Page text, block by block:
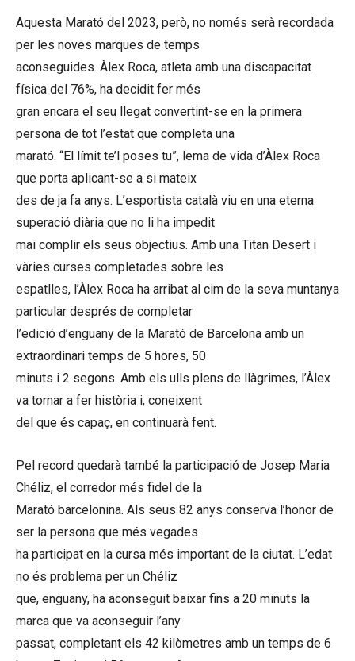
Aquesta Marató del 2023, però, no només serà recordada
per les noves marques de temps
aconseguides. Àlex Roca, atleta amb una discapacitat
física del 76%, ha decidit fer més
gran encara el seu llegat convertint-se en la primera
persona de tot l’estat que completa una
marató. “El límit te’l poses tu”, lema de vida d’Àlex Roca
que porta aplicant-se a si mateix
des de ja fa anys. L’esportista català viu en una eterna
superació diària que no li ha impedit
mai complir els seus objectius. Amb una Titan Desert i
vàries curses completades sobre les
espatlles, l’Àlex Roca ha arribat al cim de la seva muntanya
particular després de completar
l’edició d’enguany de la Marató de Barcelona amb un
extraordinari temps de 5 hores, 50
minuts i 2 segons. Amb els ulls plens de llàgrimes, l’Àlex
va tornar a fer història i, coneixent
del que és capaç, en continuarà fent.
Pel record quedarà també la participació de Josep Maria
Chéliz, el corredor més fidel de la
Marató barcelonina. Als seus 82 anys conserva l’honor de
ser la persona que més vegades
ha participat en la cursa més important de la ciutat. L’edat
no és problema per un Chéliz
que, enguany, ha aconseguit baixar fins a 20 minuts la
marca que va aconseguir l’any
passat, completant els 42 kilòmetres amb un temps de 6